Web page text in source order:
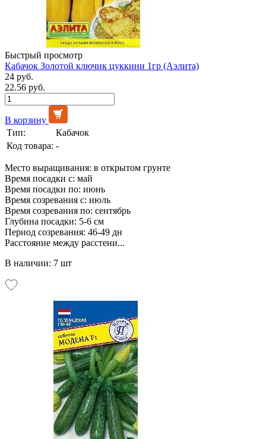
Быстрый просмотр
Кабачок Золотой ключик цуккини 1гр (Аэлита)
24 руб.
22.56 руб.
В корзину
Тип:
Кабачок
Код товара: -
Место выращивания: в открытом грунте
Время посадки с: май
Время посадки по: июнь
Время созревания с: июль
Время созревания по: сентябрь
Глубина посадки: 5-6 см
Период созревания: 46-49 дн
Расстояние между расстени...
В наличии: 7 шт